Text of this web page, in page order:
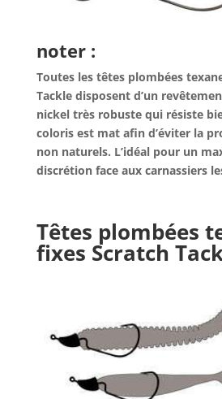
noter :
Toutes les têtes plombées
Tackle disposent d’un
nickel très robuste qui résiste
coloris est mat afin d’éviter la
non naturels. L’idéal pour un
discrétion face aux carnassiers
Têtes plombées
fixes Scratch